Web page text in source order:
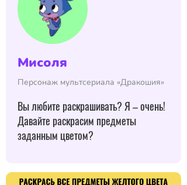
Мисоля
Персонаж мультсериала «Дракошия»
Вы любите раскрашивать? Я – очень!
Давайте раскрасим предметы
заданным цветом?